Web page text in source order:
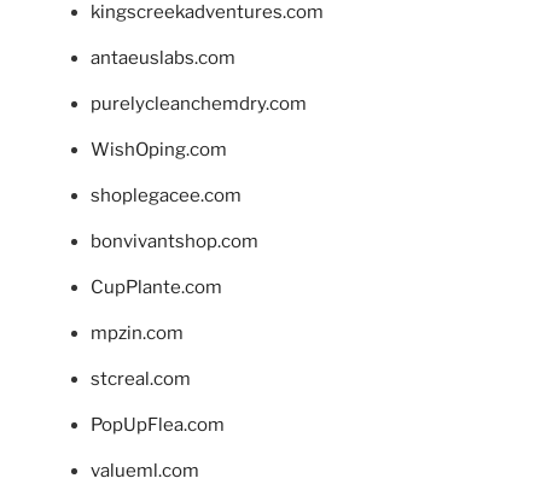
kingscreekadventures.com
antaeuslabs.com
purelycleanchemdry.com
WishOping.com
shoplegacee.com
bonvivantshop.com
CupPlante.com
mpzin.com
stcreal.com
PopUpFlea.com
valueml.com